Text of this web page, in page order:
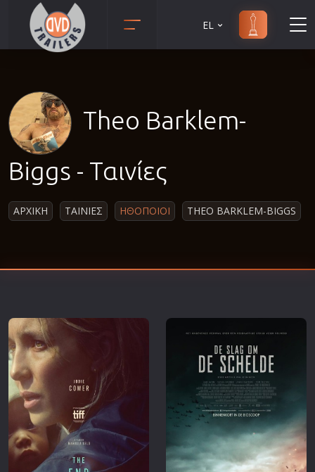
Αισθηματικές
Αισθησιακές
Β' Παγκόσμιος Πόλεμος
Γουέστερν
Ευρωπαικός Κινηματογράφος
Θρησκευτικές
EL
Theo Barklem-
Biggs - Ταινίες
ΑΡΧΙΚΗ ΤΑΙΝΙΕΣ ΗΘΟΠΟΙΟΙ THEO BARKLEM-BIGGS